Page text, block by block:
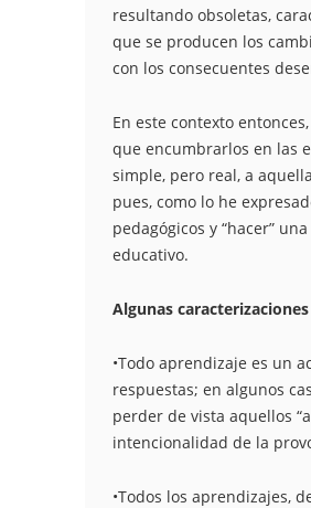
resultando obsoletas,
que se producen los
con los consecuentes
En este contexto
que encumbrarlos en las
simple, pero real, a
pues, como lo he
pedagógicos y “hacer”
educativo.
Algunas
•Todo aprendizaje es un
respuestas; en algunos
perder de vista aquellos
intencionalidad de la
•Todos los aprendizajes,